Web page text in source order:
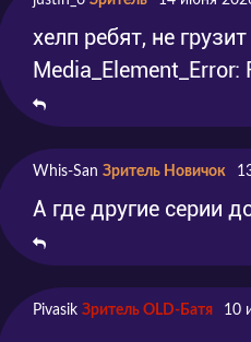
хелп ребят, не
Whis-San Зритель Новичок
А где другие серии
Pivasik Зритель OLD-Батя 10